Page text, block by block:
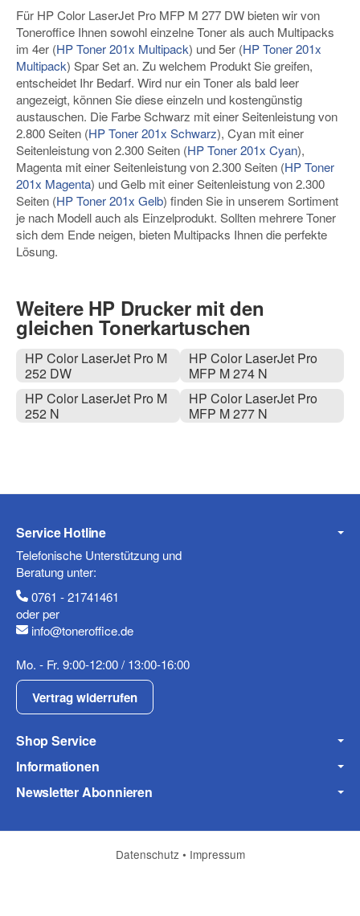
Für HP Color LaserJet Pro MFP M 277 DW bieten wir von
Toneroffice Ihnen sowohl einzelne Toner als auch Multipacks
im 4er (HP Toner 201x Multipack) und 5er (HP Toner 201x
Multipack) Spar Set an. Zu welchem Produkt Sie greifen,
entscheidet Ihr Bedarf. Wird nur ein Toner als bald leer
angezeigt, können Sie diese einzeln und kostengünstig
austauschen. Die Farbe Schwarz mit einer Seitenleistung von
2.800 Seiten (HP Toner 201x Schwarz), Cyan mit einer
Seitenleistung von 2.300 Seiten (HP Toner 201x Cyan),
Magenta mit einer Seitenleistung von 2.300 Seiten (HP Toner
201x Magenta) und Gelb mit einer Seitenleistung von 2.300
Seiten (HP Toner 201x Gelb) finden Sie in unserem Sortiment
je nach Modell auch als Einzelprodukt. Sollten mehrere Toner
sich dem Ende neigen, bieten Multipacks Ihnen die perfekte
Lösung.
Weitere HP Drucker mit den
gleichen Tonerkartuschen
HP Color LaserJet Pro M
252 DW
HP Color LaserJet Pro M
252 N
HP Color LaserJet Pro
MFP M 274 N
HP Color LaserJet Pro
MFP M 277 N
Service Hotline
Telefonische Unterstützung und
Beratung unter:
0761 - 21741461
oder per
info@toneroffice.de
Mo. - Fr. 9:00-12:00 / 13:00-16:00
Vertrag widerrufen
Shop Service
Informationen
Newsletter Abonnieren
Datenschutz • Impressum